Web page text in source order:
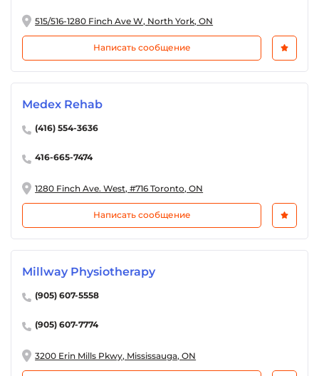
515/516-1280 Finch Ave W, North York, ON
Написать сообщение
Medex Rehab
(416) 554-3636
416-665-7474
1280 Finch Ave. West, #716 Toronto, ON
Написать сообщение
Millway Physiotherapy
(905) 607-5558
(905) 607-7774
3200 Erin Mills Pkwy, Mississauga, ON